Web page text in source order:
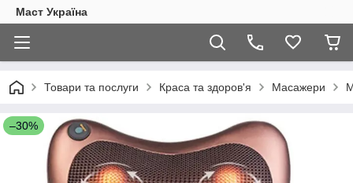
Маст Україна
Товари та послуги Краса та здоров'я Масажери
–30%